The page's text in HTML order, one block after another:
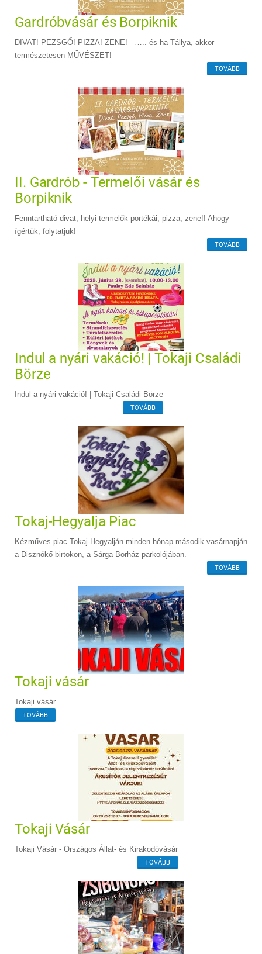
Gardróbvásár és Borpiknik
DIVAT! PEZSGŐ! PIZZA! ZENE! ….. és ha Tállya, akkor
természetesen MŰVÉSZET!
TOVÁBB
II. Gardrób - Termelői vásár és
Borpiknik
Fenntartható divat, helyi termelők portékái, pizza, zene!! Ahogy
ígértük, folytatjuk!
TOVÁBB
Indul a nyári vakáció! | Tokaji Családi
Börze
Indul a nyári vakáció! | Tokaji Családi Börze
TOVÁBB
Tokaj-Hegyalja Piac
Kézműves piac Tokaj-Hegyalján minden hónap második vasárnapján
a Disznókő birtokon, a Sárga Borház parkolójában.
TOVÁBB
Tokaji vásár
Tokaji vásár
TOVÁBB
Tokaji Vásár
Tokaji Vásár - Országos Állat- és Kirakodóvásár
TOVÁBB